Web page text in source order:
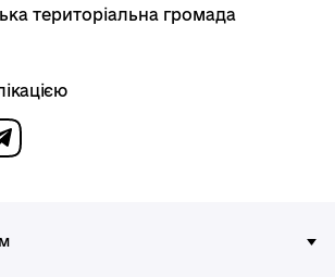
територіальна громада